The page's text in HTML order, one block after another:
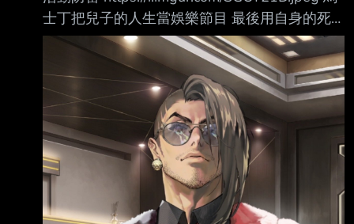
士丁把兒子的人生當娛樂節目 最後用自身的死
亡把兒子套上一輩子的枷鎖
https://i.imgur.com/liiBiCV.jpeg 安曼把兩個女兒
當怪物在培養 理念是讓她們得不到想要的東西
才會持續進步 並且讓兩個女兒互相牽制在痛苦
中成長 兩個都是人渣老爸 但硬要說我感覺安曼
可能好一點 畢竟以結果來說 他的做法確實是對
方舟的技術研發有幫助 但代價是兩個女兒的人
生都要在這種扭曲環境長大QQ ----- Sent from
JPTT